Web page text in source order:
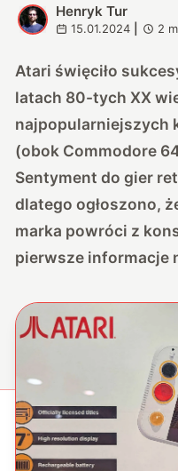
H
Henryk Tur
15.01.2024 2
Atari święciło
latach 80-tych XX
najpopularniejszych
(obok Commodore
Sentyment do gier
dlatego ogłoszono,
marka powróci z
pierwsze informacje